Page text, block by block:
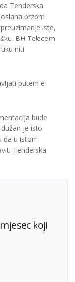
Tenderska
brzom
iste,
BH Telecom
niti
putem e-
bude
je isto
da u istom
Tenderska
koji